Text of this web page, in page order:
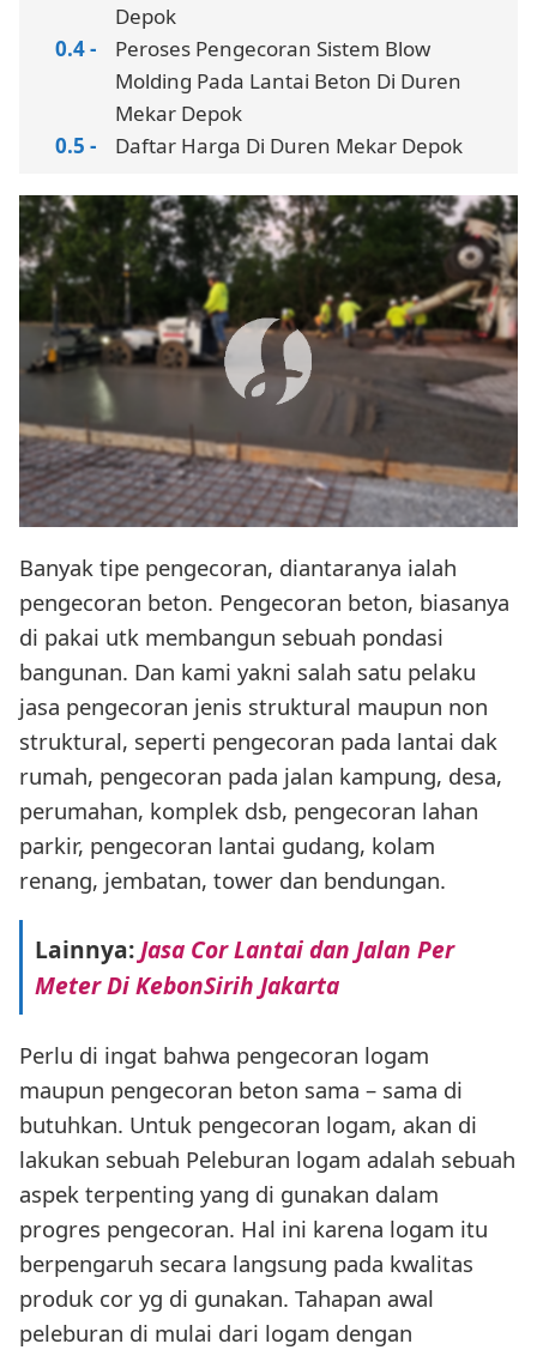
Depok
Peroses Pengecoran Sistem Blow
Molding Pada Lantai Beton Di Duren
Mekar Depok
Daftar Harga Di Duren Mekar Depok
Banyak tipe pengecoran, diantaranya ialah
pengecoran beton. Pengecoran beton, biasanya
di pakai utk membangun sebuah pondasi
bangunan. Dan kami yakni salah satu pelaku
jasa pengecoran jenis struktural maupun non
struktural, seperti pengecoran pada lantai dak
rumah, pengecoran pada jalan kampung, desa,
perumahan, komplek dsb, pengecoran lahan
parkir, pengecoran lantai gudang, kolam
renang, jembatan, tower dan bendungan.
Lainnya:Jasa Cor Lantai dan Jalan Per
Meter Di KebonSirih Jakarta
Perlu di ingat bahwa pengecoran logam
maupun pengecoran beton sama – sama di
butuhkan. Untuk pengecoran logam, akan di
lakukan sebuah Peleburan logam adalah sebuah
aspek terpenting yang di gunakan dalam
progres pengecoran. Hal ini karena logam itu
berpengaruh secara langsung pada kwalitas
produk cor yg di gunakan. Tahapan awal
peleburan di mulai dari logam dengan